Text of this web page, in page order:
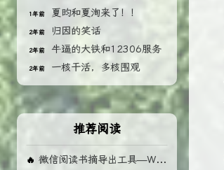
1年前 夏昀和夏洵来了！！
2年前 归因的笑话
2年前 牛逼的大铁和12306服务
2年前 一核干活，多核围观
推荐阅读
🔥 微信阅读书摘导出工具—Weread MD 使用手册